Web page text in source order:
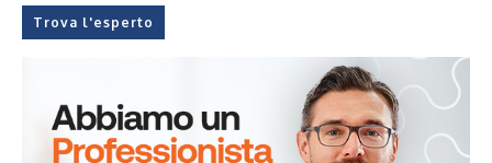
Trova l'esperto